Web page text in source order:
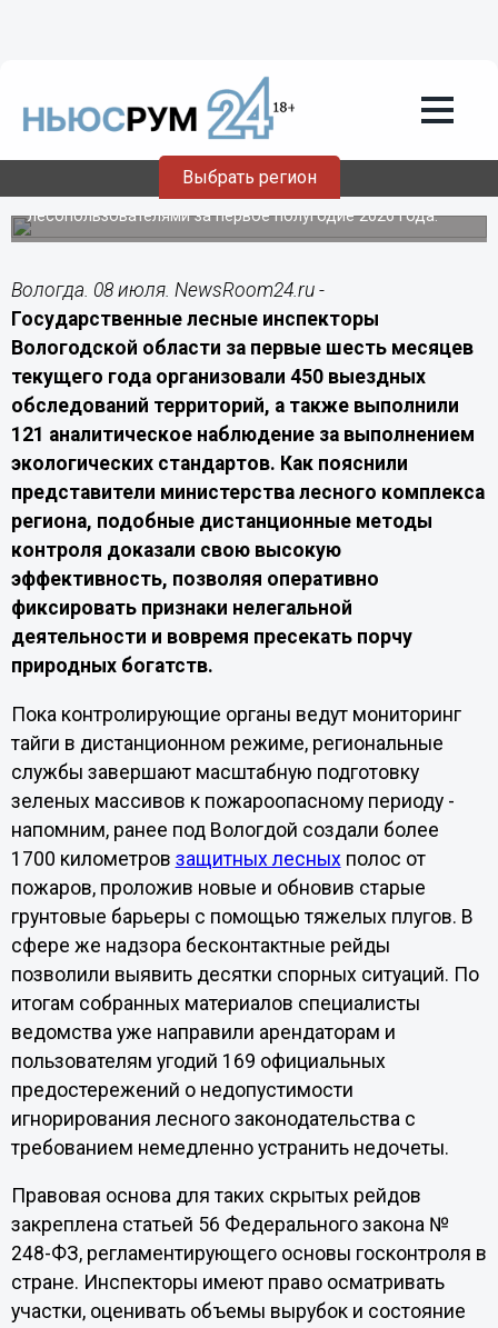
Выбрать регион
Инспекторы Минлеса Вологодчины
провели 450 скрытых проверок
Профильное ведомство подвело итоги надзорных
мероприятий без прямого взаимодействия с
лесопользователями за первое полугодие 2026 года.
Вологда. 08 июля. NewsRoom24.ru -
Государственные лесные инспекторы
Вологодской области за первые шесть месяцев
текущего года организовали 450 выездных
обследований территорий, а также выполнили
121 аналитическое наблюдение за выполнением
экологических стандартов. Как пояснили
представители министерства лесного комплекса
региона, подобные дистанционные методы
контроля доказали свою высокую
эффективность, позволяя оперативно
фиксировать признаки нелегальной
деятельности и вовремя пресекать порчу
природных богатств.
Пока контролирующие органы ведут мониторинг
тайги в дистанционном режиме, региональные
службы завершают масштабную подготовку
зеленых массивов к пожароопасному периоду -
напомним, ранее под Вологдой создали более
1700 километров защитных лесных полос от
пожаров, проложив новые и обновив старые
грунтовые барьеры с помощью тяжелых плугов. В
сфере же надзора бесконтактные рейды
позволили выявить десятки спорных ситуаций. По
итогам собранных материалов специалисты
ведомства уже направили арендаторам и
пользователям угодий 169 официальных
предостережений о недопустимости
игнорирования лесного законодательства с
требованием немедленно устранить недочеты.
Правовая основа для таких скрытых рейдов
закреплена статьей 56 Федерального закона №
248-ФЗ, регламентирующего основы госконтроля в
стране. Инспекторы имеют право осматривать
участки, оценивать объемы вырубок и состояние